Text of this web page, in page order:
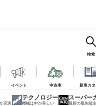
イベント 中古車 新車カ
検索
充実
テクノロジー
機械は中が美しい
スーパー
最新の最先端